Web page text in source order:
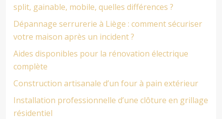
split, gainable, mobile, quelles différences ?
Dépannage serrurerie à Liège : comment sécuriser
votre maison après un incident ?
Aides disponibles pour la rénovation électrique
complète
Construction artisanale d’un four à pain extérieur
Installation professionnelle d’une clôture en grillage
résidentiel